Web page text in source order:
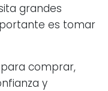
grandes
es tomar
para comprar,
y